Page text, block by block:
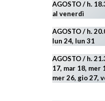
AGOSTO/ h.
al venerdì
AGOSTO / h.
lun 24, lun 31
AGOSTO/ h.
17, mar 18, mer
mer 26, gio 27,